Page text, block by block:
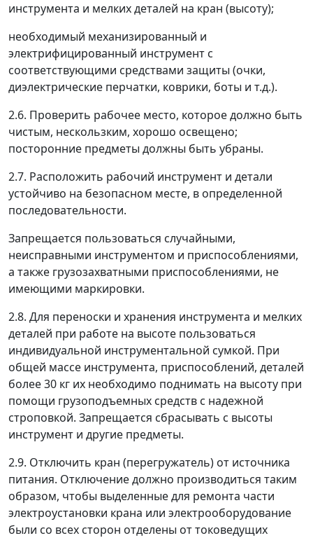
инструмента и мелких деталей на кран (высоту);
необходимый механизированный и
электрифицированный инструмент с
соответствующими средствами защиты (очки,
диэлектрические перчатки, коврики, боты и т.д.).
2.6. Проверить рабочее место, которое должно быть
чистым, нескользким, хорошо освещено;
посторонние предметы должны быть убраны.
2.7. Расположить рабочий инструмент и детали
устойчиво на безопасном месте, в определенной
последовательности.
Запрещается пользоваться случайными,
неисправными инструментом и приспособлениями,
а также грузозахватными приспособлениями, не
имеющими маркировки.
2.8. Для переноски и хранения инструмента и мелких
деталей при работе на высоте пользоваться
индивидуальной инструментальной сумкой. При
общей массе инструмента, приспособлений, деталей
более 30 кг их необходимо поднимать на высоту при
помощи грузоподъемных средств с надежной
строповкой. Запрещается сбрасывать с высоты
инструмент и другие предметы.
2.9. Отключить кран (перегружатель) от источника
питания. Отключение должно производиться таким
образом, чтобы выделенные для ремонта части
электроустановки крана или электрооборудование
были со всех сторон отделены от токоведущих